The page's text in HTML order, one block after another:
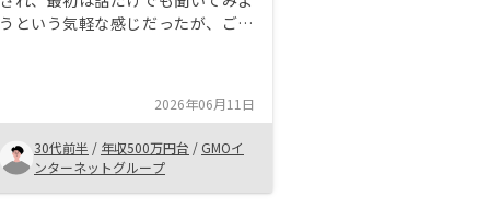
うという気軽な感じだったが、ご担
にも何でも答えていただき助かっ
2026年06月11日
30代前半 / 年収500万円台 / GMOイ
ンターネットグループ